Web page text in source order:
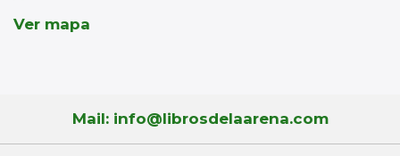
Ver mapa
Mail: info@librosdelaarena.com